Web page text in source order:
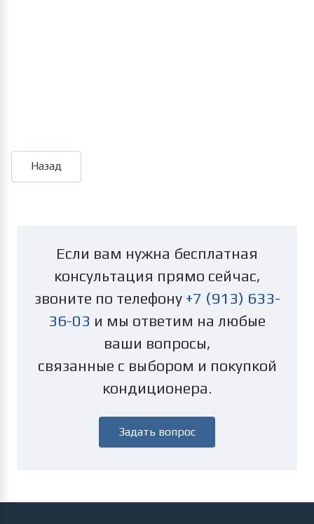
Если вам нужна бесплатная
консультация прямо сейчас,
звоните по телефону +7 (913) 633-
36-03 и мы ответим на любые
ваши вопросы,
связанные с выбором и покупкой
кондиционера.
Задать вопрос